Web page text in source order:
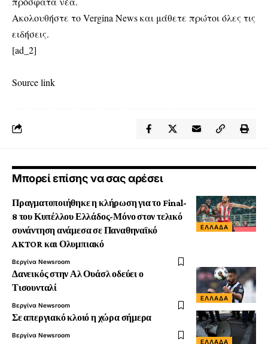
Ακολουθήστε το Vergina News και μάθετε πρώτοι όλες τις
ειδήσεις.
[ad_2]
Source link
Μπορεί επίσης να σας αρέσει
ΕΛΛΆΔΑ
Πραγματοποιήθηκε η κλήρωση για το Final-
8 του Κυπέλλου Ελλάδος-Μόνο στον τελικό
συνάντηση ανάμεσα σε Παναθηναϊκό
AKTOR και Ολυμπιακό
Βεργίνα Newsroom
ΕΛΛΆΔΑ
Δανεικός στην Αλ Ουάσλ οδεύει ο
Τισουνταλί
Βεργίνα Newsroom
ΕΛΛΆΔΑ
Σε απεργιακό κλοιό η χώρα σήμερα
Βεργίνα Newsroom